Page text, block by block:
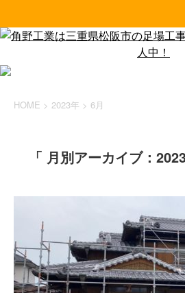
HOME > 2023年 > 6月
「 月別アーカイブ：